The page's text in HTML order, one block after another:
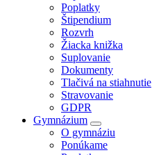
Poplatky
Štipendium
Rozvrh
Žiacka knižka
Suplovanie
Dokumenty
Tlačivá na stiahnutie
Stravovanie
GDPR
Gymnázium
O gymnáziu
Ponúkame